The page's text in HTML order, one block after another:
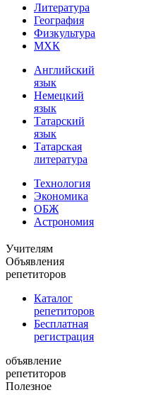
Литература
География
Физкультура
МХК
Английский
язык
Немецкий
язык
Татарский
язык
Татарская
литература
Технология
Экономика
ОБЖ
Астрономия
Учителям
Объявления
репетиторов
Каталог
репетиторов
Бесплатная
регистрация
объявление
репетиторов
Полезное